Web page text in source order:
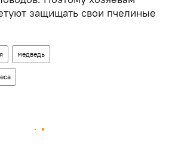
защищать свои пчелиные
медведь